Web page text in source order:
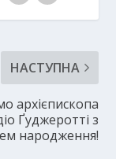
НАСТУПНА
архієпископа
Ґуджеротті з
народження!